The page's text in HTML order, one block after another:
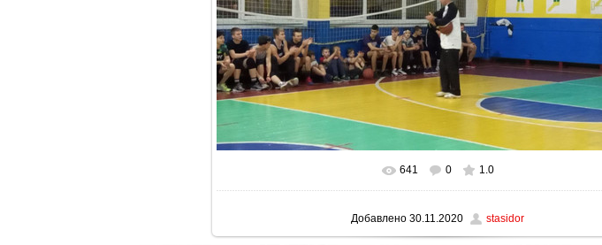
В реальном размере 1280x720
641 0 1.0
Добавлено 30.11.2020 stasidor